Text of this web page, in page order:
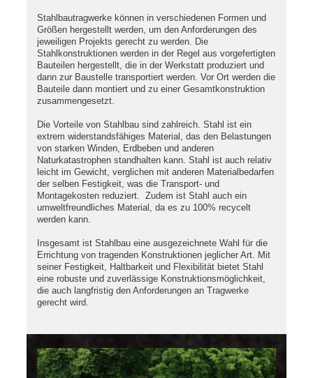
Stahlbautragwerke können in verschiedenen Formen und
Größen hergestellt werden, um den Anforderungen des
jeweiligen Projekts gerecht zu werden. Die
Stahlkonstruktionen werden in der Regel aus vorgefertigten
Bauteilen hergestellt, die in der Werkstatt produziert und
dann zur Baustelle transportiert werden. Vor Ort werden die
Bauteile dann montiert und zu einer Gesamtkonstruktion
zusammengesetzt.
Die Vorteile von Stahlbau sind zahlreich. Stahl ist ein
extrem widerstandsfähiges Material, das den Belastungen
von starken Winden, Erdbeben und anderen
Naturkatastrophen standhalten kann. Stahl ist auch relativ
leicht im Gewicht, verglichen mit anderen Materialbedarfen
der selben Festigkeit, was die Transport- und
Montagekosten reduziert. Zudem ist Stahl auch ein
umweltfreundliches Material, da es zu 100% recycelt
werden kann.
Insgesamt ist Stahlbau eine ausgezeichnete Wahl für die
Errichtung von tragenden Konstruktionen jeglicher Art. Mit
seiner Festigkeit, Haltbarkeit und Flexibilität bietet Stahl
eine robuste und zuverlässige Konstruktionsmöglichkeit,
die auch langfristig den Anforderungen an Tragwerke
gerecht wird.